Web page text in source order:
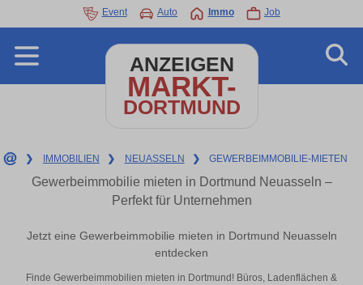
Event Auto Immo Job
ANZEIGEN
MARKT-
DORTMUND
❯ IMMOBILIEN ❯ NEUASSELN ❯ GEWERBEIMMOBILIE-MIETEN
Gewerbeimmobilie mieten in Dortmund Neuasseln –
Perfekt für Unternehmen
Jetzt eine Gewerbeimmobilie mieten in Dortmund Neuasseln
entdecken
Finde Gewerbeimmobilien mieten in Dortmund! Büros, Ladenflächen &